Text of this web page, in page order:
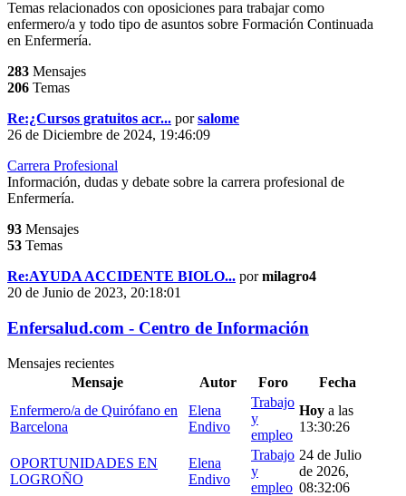
Temas relacionados con oposiciones para trabajar como
enfermero/a y todo tipo de asuntos sobre Formación Continuada
en Enfermería.
283 Mensajes
206 Temas
Re:¿Cursos gratuitos acr... porsalome
26 de Diciembre de 2024, 19:46:09
Carrera Profesional
Información, dudas y debate sobre la carrera profesional de
Enfermería.
93 Mensajes
53 Temas
Re:AYUDA ACCIDENTE BIOLO... pormilagro4
20 de Junio de 2023, 20:18:01
Enfersalud.com - Centro de Información
Mensajes recientes
Mensaje
Autor Foro
Fecha
Enfermero/a de Quirófano en
Barcelona
Elena
Endivo
Trabajo
y
empleo
Hoy a las
13:30:26
OPORTUNIDADES EN
LOGROÑO
Elena
Endivo
Trabajo
y
empleo
24 de Julio
de 2026,
08:32:06